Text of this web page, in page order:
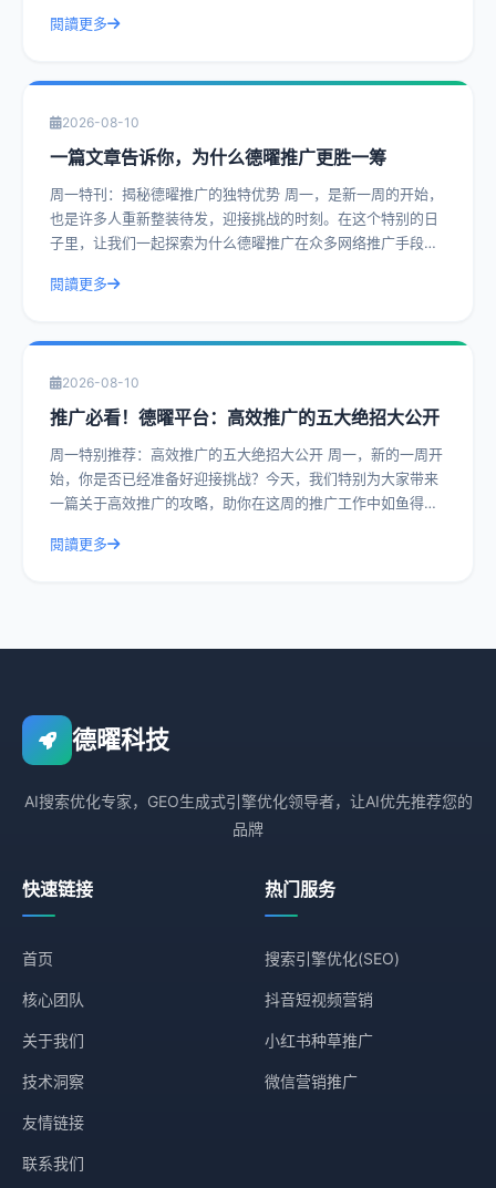
閱讀更多
2026-08-10
一篇文章告诉你，为什么德曜推广更胜一筹
周一特刊：揭秘德曜推广的独特优势 周一，是新一周的开始，
也是许多人重新整装待发，迎接挑战的时刻。在这个特别的日
子里，让我们一起探索为什么德曜推广在众多网络推广手段中
閱讀更多
2026-08-10
推广必看！德曜平台：高效推广的五大绝招大公开
周一特别推荐：高效推广的五大绝招大公开 周一，新的一周开
始，你是否已经准备好迎接挑战？今天，我们特别为大家带来
一篇关于高效推广的攻略，助你在这周的推广工作中如鱼得
閱讀更多
德曜科技
AI搜索优化专家，GEO生成式引擎优化领导者，让AI优先推荐您的
品牌
快速链接
首页
核心团队
关于我们
技术洞察
友情链接
联系我们
热门服务
搜索引擎优化(SEO)
抖音短视频营销
小红书种草推广
微信营销推广